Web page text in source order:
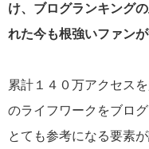
け、ブログランキング
れた今も根強いファンが
累計１４０万アクセス
のライフワークをブロ
とても参考になる要素